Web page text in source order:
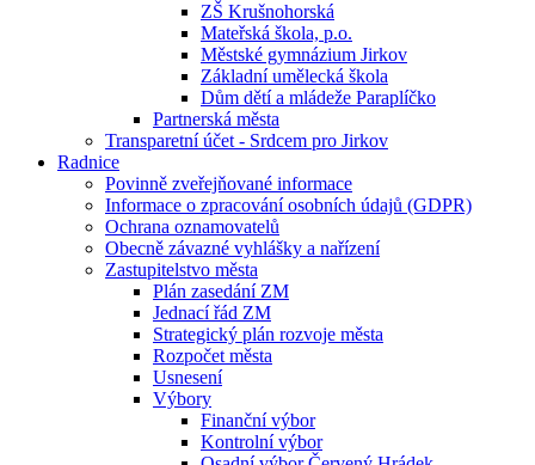
ZŠ Krušnohorská
Mateřská škola, p.o.
Městské gymnázium Jirkov
Základní umělecká škola
Dům dětí a mládeže Paraplíčko
Partnerská města
Transparetní účet - Srdcem pro Jirkov
Radnice
Povinně zveřejňované informace
Informace o zpracování osobních údajů (GDPR)
Ochrana oznamovatelů
Obecně závazné vyhlášky a nařízení
Zastupitelstvo města
Plán zasedání ZM
Jednací řád ZM
Strategický plán rozvoje města
Rozpočet města
Usnesení
Výbory
Finanční výbor
Kontrolní výbor